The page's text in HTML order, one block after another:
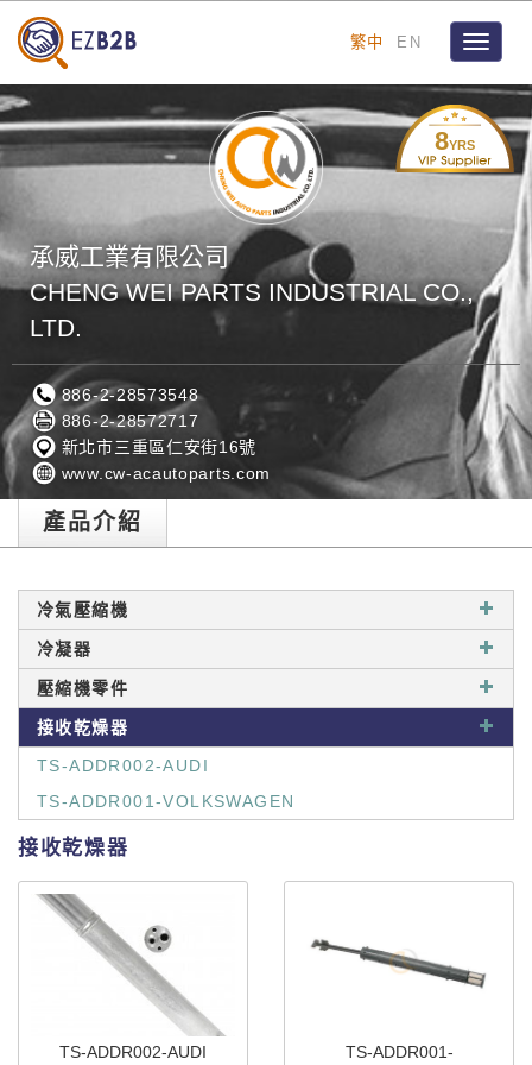
繁中 EN
Toggle
8YRS
承威工業有限公司
CHENG WEI PARTS INDUSTRIAL CO.,
LTD.
886-2-28573548
886-2-28572717
新北市三重區仁安街16號
www.cw-acautoparts.com
產品介紹
冷氣壓縮機
冷凝器
壓縮機零件
接收乾燥器
TS-ADDR002-AUDI
TS-ADDR001-VOLKSWAGEN
接收乾燥器
TS-ADDR002-AUDI
TS-ADDR001-